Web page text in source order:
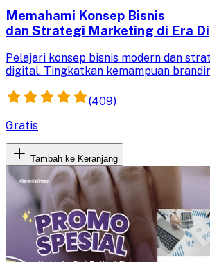
Memahami Konsep Bisnis
dan Strategi Marketing di Era
Pelajari konsep bisnis modern dan
digital. Tingkatkan kemampuan
(409)
Gratis
Tambah ke Keranjang